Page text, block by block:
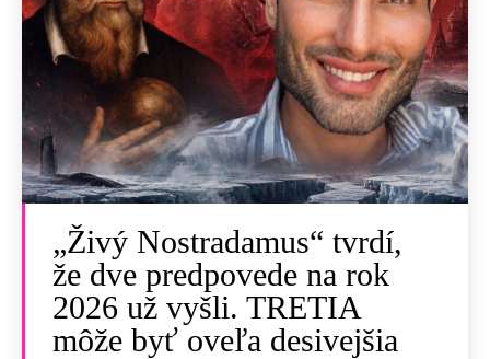
„Živý Nostradamus“ tvrdí,
že dve predpovede na rok
2026 už vyšli. TRETIA
môže byť oveľa desivejšia